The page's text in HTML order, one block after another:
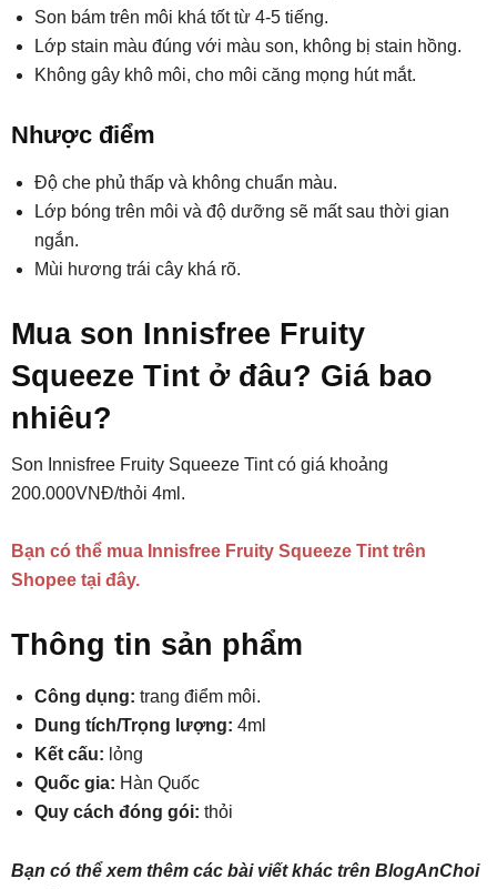
Son bám trên môi khá tốt từ 4-5 tiếng.
Lớp stain màu đúng với màu son, không bị stain hồng.
Không gây khô môi, cho môi căng mọng hút mắt.
Nhược điểm
Độ che phủ thấp và không chuẩn màu.
Lớp bóng trên môi và độ dưỡng sẽ mất sau thời gian
ngắn.
Mùi hương trái cây khá rõ.
Mua son Innisfree Fruity
Squeeze Tint ở đâu? Giá bao
nhiêu?
Son Innisfree Fruity Squeeze Tint có giá khoảng
200.000VNĐ/thỏi 4ml.
Bạn có thể mua Innisfree Fruity Squeeze Tint trên
Shopee tại đây.
Thông tin sản phẩm
Công dụng: trang điểm môi.
Dung tích/Trọng lượng: 4ml
Kết cấu: lỏng
Quốc gia: Hàn Quốc
Quy cách đóng gói: thỏi
Bạn có thể xem thêm các bài viết khác trên BlogAnChoi